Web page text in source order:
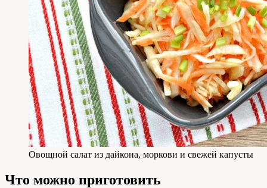
Овощной салат из дайкона, моркови и свежей капусты
Что можно приготовить